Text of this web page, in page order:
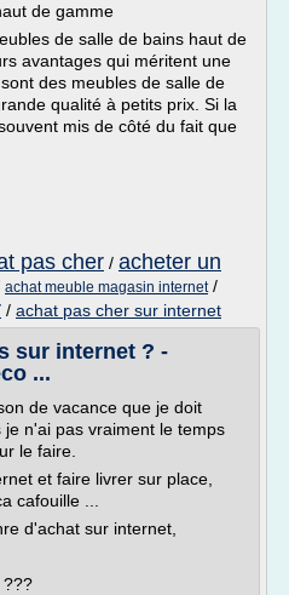
de gamme
de salle de bains haut de
avantages qui méritent une
des meubles de salle de
qualité à petits prix. Si la
mis de côté du fait que
pas cher / acheter un
achat meuble magasin internet/
/ achat pas cher sur internet
sur internet ? -
...
de vacance que je doit
n'ai pas vraiment le temps
le faire.
et faire livrer sur place,
cafouille ...
d'achat sur internet,
???